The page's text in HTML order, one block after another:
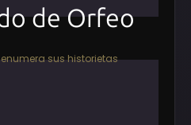
de Orfeo
sus historietas